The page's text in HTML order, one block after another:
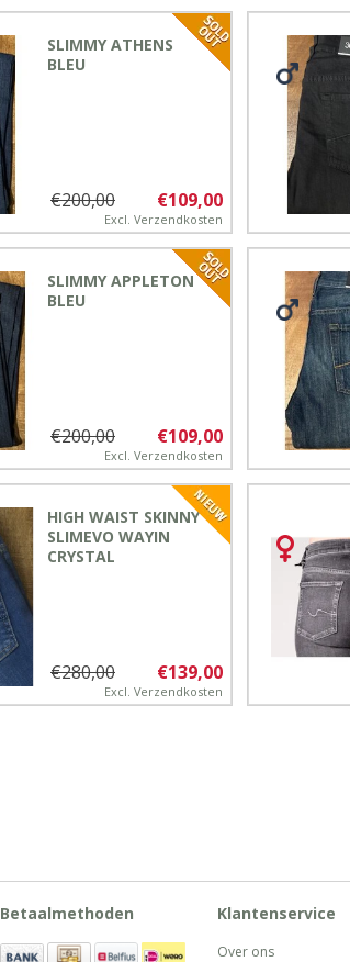
SLIMMY ATHENS
BLEU
€109,00
€200,00
Excl. Verzendkosten
SLIMMY APPLETON
BLEU
€109,00
€200,00
Excl. Verzendkosten
HIGH WAIST SKINNY
SLIMEVO WAYIN
CRYSTAL
€139,00
€280,00
Excl. Verzendkosten
Betaalmethoden Klantenservice
Over ons